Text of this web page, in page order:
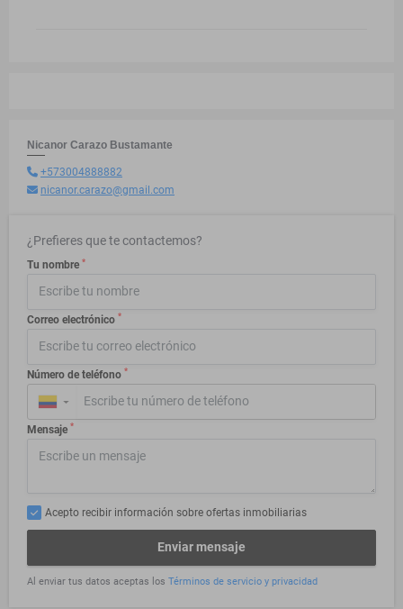
Nicanor Carazo Bustamante
+573004888882
nicanor.carazo@gmail.com
¿Prefieres que te contactemos?
Tu nombre *
Correo electrónico *
Número de teléfono *
▼
Mensaje *
Acepto recibir información sobre ofertas inmobiliarias
Enviar mensaje
Al enviar tus datos aceptas los Términos de servicio y privacidad